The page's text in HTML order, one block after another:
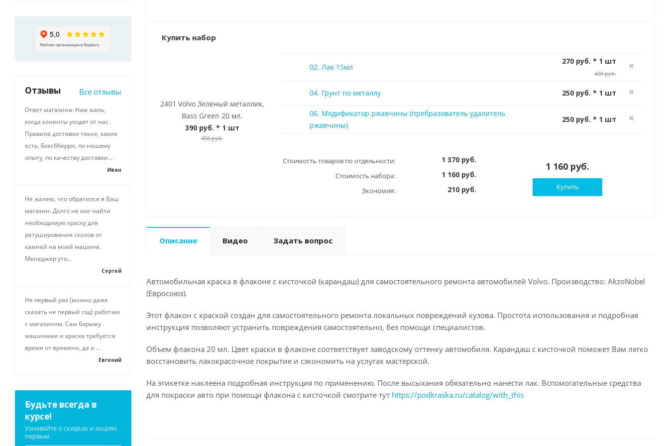
Купить набор
2401 Volvo Зеленый металлик,
Bass Green 20 мл.
390 руб. * 1 шт
450 руб.
02. Лак 15мл
270 руб. * 1 шт
420 руб.
04. Грунт по металлу 250 руб. * 1 шт
06. Модификатор ржавчины (пребразователь удалитель
ржавчины)
250 руб. * 1 шт
Стоимость товаров по отдельности: 1 370 руб.
Стоимость набора: 1 160 руб.
Экономия: 210 руб.
1 160 руб.
Купить
Описание Видео Задать вопрос
Автомобильная краска в флаконе с кисточкой (карандаш) для самостоятельного ремонта автомобилей Volvo. Производство: AkzoNobel
(Евросоюз).
Этот флакон с краской создан для самостоятельного ремонта локальных повреждений кузова. Простота использования и подробная
инструкция позволяют устранить повреждения самостоятельно, без помощи специалистов.
Объем флакона 20 мл. Цвет краски в флаконе соответствует заводскому оттенку автомобиля. Карандаш с кисточкой поможет Вам легко
восстановить лакокрасочное покрытие и сэкономить на услугах мастерской.
На этикетке наклеена подробная инструкция по применению. После высыхания обязательно нанести лак. Вспомогательные средства
для покраски авто при помощи флакона с кисточкой смотрите тут https://podkraska.ru/catalog/with_this
Отзывы Все отзывы
Ответ магазина: Нам жаль,
когда клиенты уходят от нас.
Правила доставки такие, какие
есть. Боксбберри, по нашему
опыту, по качеству доставки...
Иван
Не жалею, что обратился в Ваш
магазин. Долго не мог найти
необходимую краску для
ретуширования сколов от
камней на моей машине.
Менеджер уто...
Сергей
Не первый раз (можно даже
сказать не первый год) работаю
с магазином. Сам барыжу
машинами и краска требуется
время от времени, да и ...
Евгений
Будьте всегда в
курсе!
Узнавайте о скидках и акциях
первым